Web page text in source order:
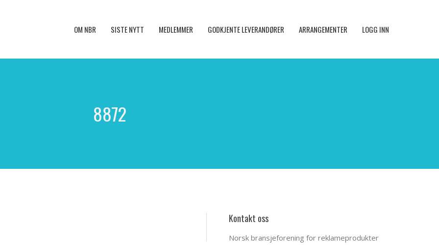
OM NBR SISTE NYTT MEDLEMMER GODKJENTE LEVERANDØRER ARRANGEMENTER LOGG INN
8872
Kontakt oss
Norsk bransjeforening for reklameprodukter